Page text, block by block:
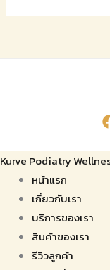
Kurve Podiatry
หน้าแรก
เกี่ยวกับเรา
บริการของเรา
สินค้าของเรา
รีวิวลูกค้า